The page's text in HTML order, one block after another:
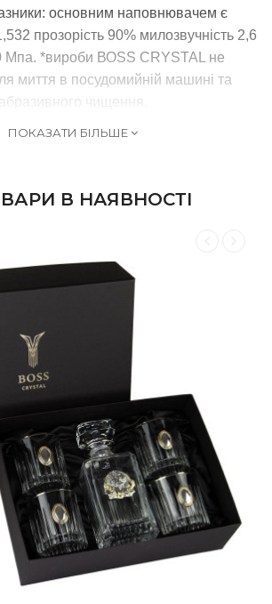
основним наповнювачем є
прозорість 90% милозвучність 2,6
Мпа. *вироби ВОЅЅ CRYSTAL не
миття в посудомийній машині та
абразивного чищення.
ПОКАЗАТИ БІЛЬШЕ
В НАЯВНОСТІ